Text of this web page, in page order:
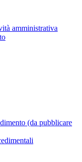
amministrativa
(da pubblicare